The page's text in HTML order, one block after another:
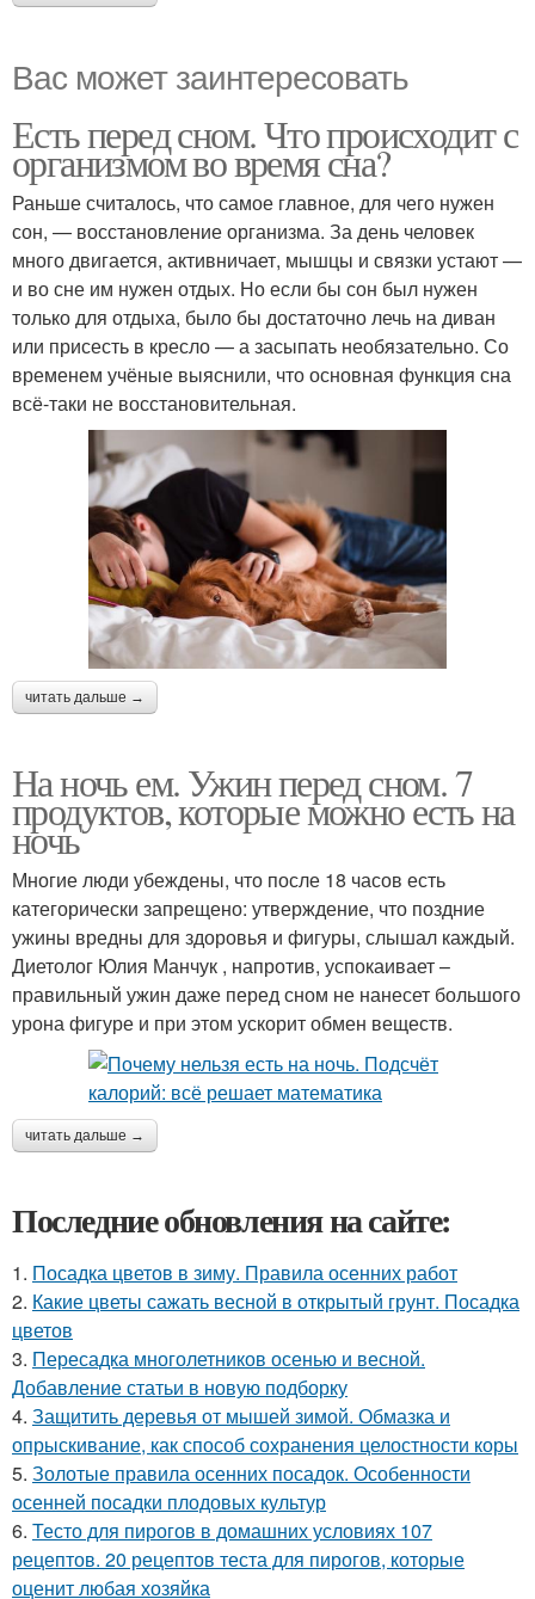
Вас может заинтересовать
Есть перед сном. Что происходит с
организмом во время сна?
Раньше считалось, что самое главное, для чего нужен
сон, — восстановление организма. За день человек
много двигается, активничает, мышцы и связки устают —
и во сне им нужен отдых. Но если бы сон был нужен
только для отдыха, было бы достаточно лечь на диван
или присесть в кресло — а засыпать необязательно. Со
временем учёные выяснили, что основная функция сна
всё-таки не восстановительная.
читать дальше →
На ночь ем. Ужин перед сном. 7
продуктов, которые можно есть на
ночь
Многие люди убеждены, что после 18 часов есть
категорически запрещено: утверждение, что поздние
ужины вредны для здоровья и фигуры, слышал каждый.
Диетолог Юлия Манчук , напротив, успокаивает –
правильный ужин даже перед сном не нанесет большого
урона фигуре и при этом ускорит обмен веществ.
читать дальше →
Последние обновления на сайте:
1. Посадка цветов в зиму. Правила осенних работ
2. Какие цветы сажать весной в открытый грунт. Посадка
цветов
3. Пересадка многолетников осенью и весной.
Добавление статьи в новую подборку
4. Защитить деревья от мышей зимой. Обмазка и
опрыскивание, как способ сохранения целостности коры
5. Золотые правила осенних посадок. Особенности
осенней посадки плодовых культур
6. Тесто для пирогов в домашних условиях 107
рецептов. 20 рецептов теста для пирогов, которые
оценит любая хозяйка